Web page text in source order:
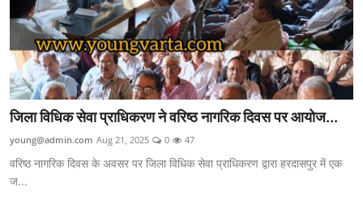
जिला विधिक सेवा प्राधिकरण ने वरिष्ठ नागरिक दिवस पर आयोज...
young@admin.com Aug 21, 2025 0 47
वरिष्ठ नागरिक दिवस के अवसर पर जिला विधिक सेवा प्राधिकरण द्वारा हरदासपुर में एक
ज...